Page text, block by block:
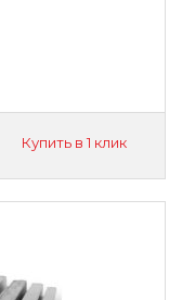
Купить в 1 клик